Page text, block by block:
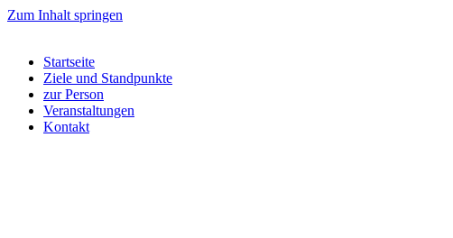
Zum Inhalt springen
Startseite
Ziele und Standpunkte
zur Person
Veranstaltungen
Kontakt